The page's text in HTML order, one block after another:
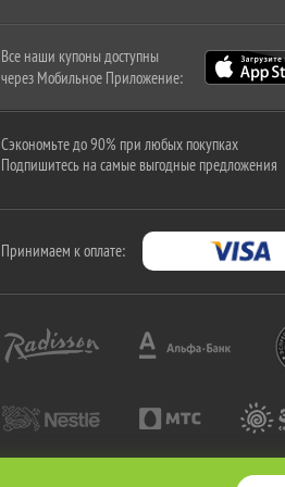
Все наши купоны доступны
через Мобильное Приложение:
Сэкономьте до 90% при любых покупках
Подпишитесь на самые выгодные предложения
Принимаем к оплате: